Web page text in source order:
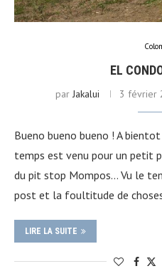
EL
par Jakalui 3 février
Bueno bueno bueno ! A
temps est venu pour un petit
du pit stop Mompos… Vu le
post et la foultitude de
LIRE LA SUITE